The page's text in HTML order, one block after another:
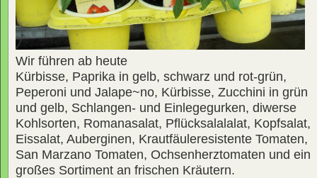
Wir führen ab heute
Kürbisse, Paprika in gelb, schwarz und rot-grün,
Peperoni und Jalape~no, Kürbisse, Zucchini in grün
und gelb, Schlangen- und Einlegegurken, diwerse
Kohlsorten, Romanasalat, Pflücksalalalat, Kopfsalat,
Eissalat, Auberginen, Krautfäuleresistente Tomaten,
San Marzano Tomaten, Ochsenherztomaten und ein
großes Sortiment an frischen Kräutern.